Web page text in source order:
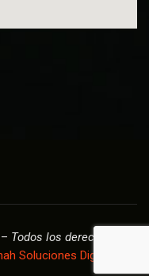
Todos los derechos
Soluciones Digitales